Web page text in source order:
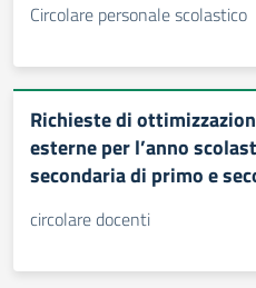
Circolare personale scolastico
Richieste di
esterne per l’anno
secondaria di primo e
circolare docenti